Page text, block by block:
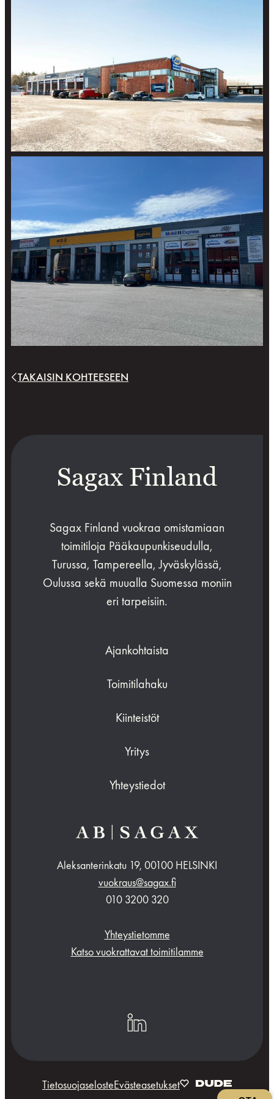
TAKAISIN KOHTEESEEN
Sagax Finland
Sagax Finland vuokraa omistamiaan
toimitiloja Pääkaupunkiseudulla,
Turussa, Tampereella, Jyväskylässä,
Oulussa sekä muualla Suomessa moniin
eri tarpeisiin.
Ajankohtaista
Toimitilahaku
Kiinteistöt
Yritys
Yhteystiedot
Aleksanterinkatu 19, 00100 HELSINKI
vuokraus@sagax.fi
010 3200 320
Yhteystietomme
Katso vuokrattavat toimitilamme
linkedin
TietosuojaselosteEvästeasetukset